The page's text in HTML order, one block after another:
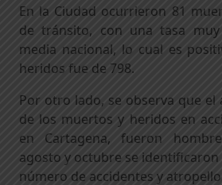
En la Ciudad ocurrieron 81
de tránsito, con una tasa
media nacional, lo cual es
heridos fue de 798.
Por otro lado, se observa que el
de los muertos y heridos en
en Cartagena, fueron
agosto y octubre se
número de accidentes y